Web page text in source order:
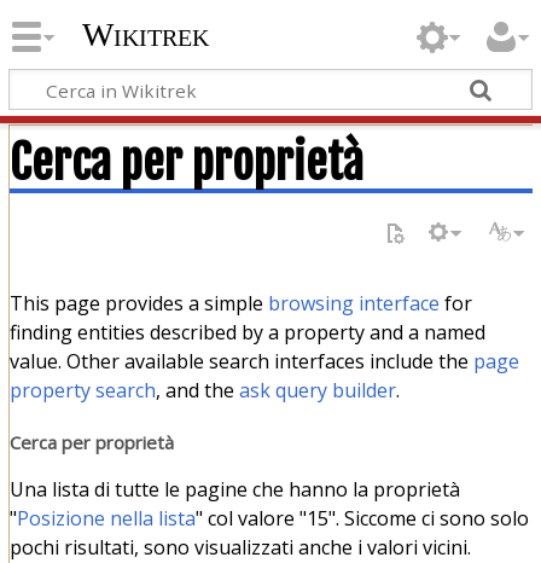
Wikitrek
Cerca per proprietà
This page provides a simple browsing interface for
finding entities described by a property and a named
value. Other available search interfaces include the page
property search, and the ask query builder.
Cerca per proprietà
Una lista di tutte le pagine che hanno la proprietà
"Posizione nella lista" col valore "15". Siccome ci sono solo
pochi risultati, sono visualizzati anche i valori vicini.